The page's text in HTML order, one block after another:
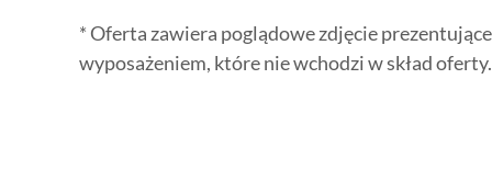
* Oferta zawiera poglądowe zdjęcie
wyposażeniem, które nie wchodzi w skład oferty.